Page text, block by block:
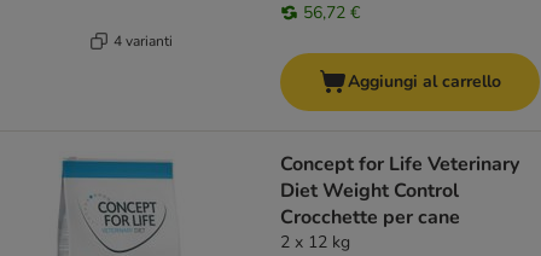
4 varianti
56,72 €
Aggiungi al carrello
Concept for Life Veterinary
Diet Weight Control
Crocchette per cane
2 x 12 kg